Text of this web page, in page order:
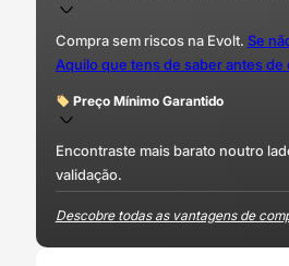
Compra sem riscos na Evolt. Se
Aquilo que tens de saber antes de
Preço Mínimo Garantido
Encontraste mais barato noutro
validação.
Descobre todas as vantagens de